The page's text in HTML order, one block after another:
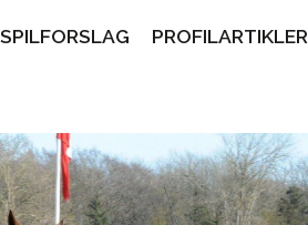
SPILFORSLAG PROFILARTIKLER